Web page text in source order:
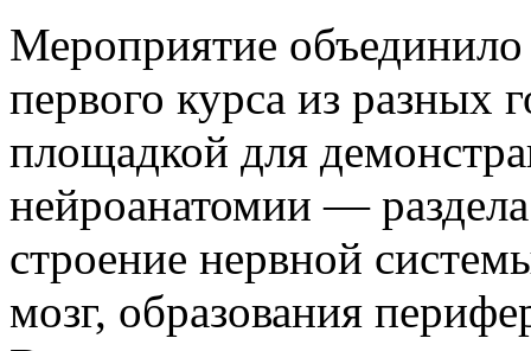
Мероприятие
первого курса из разных
площадкой для
нейроанатомии —
строение нервной
мозг, образования